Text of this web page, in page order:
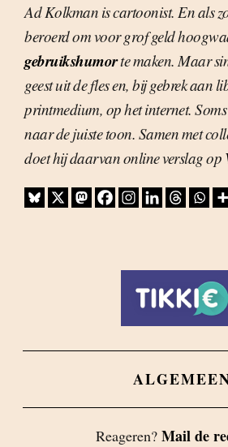
Ad Kolkman is cartoonist. En als
beroerd om voor grof geld
gebruikshumorte maken. Maar
geest uit de fles en, bij gebrek aan
printmedium, op het internet.
naar de juiste toon. Samen met
doet hij daarvan online verslag op
Reageren? Mail de